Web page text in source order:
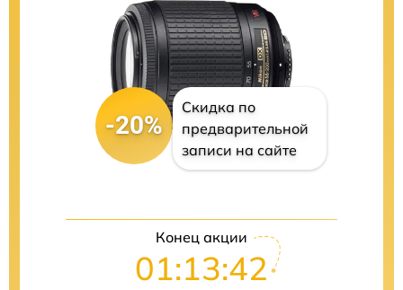
-20%
Скидка по
предварительной
записи на сайте
Конец акции
01:13:41